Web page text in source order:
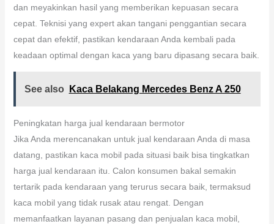
dan meyakinkan hasil yang memberikan kepuasan secara
cepat. Teknisi yang expert akan tangani penggantian secara
cepat dan efektif, pastikan kendaraan Anda kembali pada
keadaan optimal dengan kaca yang baru dipasang secara baik.
See also Kaca Belakang Mercedes Benz A 250
Peningkatan harga jual kendaraan bermotor
Jika Anda merencanakan untuk jual kendaraan Anda di masa
datang, pastikan kaca mobil pada situasi baik bisa tingkatkan
harga jual kendaraan itu. Calon konsumen bakal semakin
tertarik pada kendaraan yang terurus secara baik, termaksud
kaca mobil yang tidak rusak atau rengat. Dengan
memanfaatkan layanan pasang dan penjualan kaca mobil,